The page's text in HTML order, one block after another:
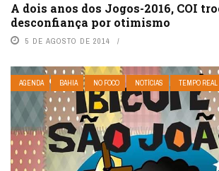
A dois anos dos Jogos-2016, COI
desconfiança por otimismo
5 DE AGOSTO DE 2014
AGENDA BAHIA NO FOCO NOTÍCIAS TEMPO REAL